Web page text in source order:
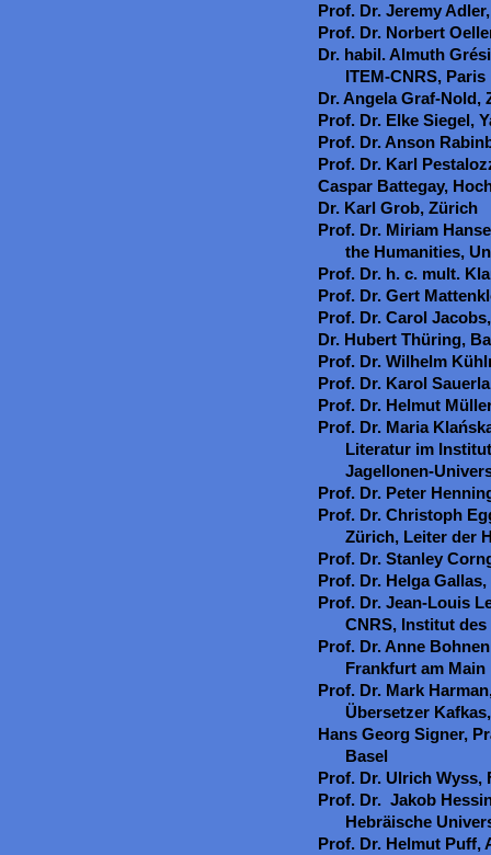
Prof. Dr. Jeremy
Prof. Dr. Norbert
Dr. habil. Almuth
ITEM-CNRS, Paris
Dr. Angela Graf-Nold,
Prof. Dr. Elke Siegel,
Prof. Dr. Anson
Prof. Dr. Karl
Caspar Battegay,
Dr. Karl Grob, Zürich
Prof. Dr. Miriam
the Humanities,
Prof. Dr. h. c. mult.
Prof. Dr. Gert
Prof. Dr. Carol
Dr. Hubert Thüring,
Prof. Dr. Wilhelm
Prof. Dr. Karol
Prof. Dr. Helmut
Prof. Dr. Maria
Literatur im
Jagellonen-
Prof. Dr. Peter
Prof. Dr. Christoph
Zürich, Leiter der
Prof. Dr. Stanley
Prof. Dr. Helga
Prof. Dr. Jean-Louis
CNRS, Institut
Prof. Dr. Anne
Frankfurt am Main
Prof. Dr. Mark
Übersetzer
Hans Georg Signer,
Basel
Prof. Dr. Ulrich Wyss,
Prof. Dr. Jakob
Hebräische
Prof. Dr. Helmut Puff,